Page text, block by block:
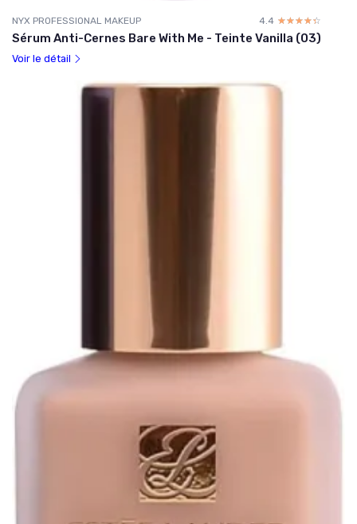
NYX PROFESSIONAL MAKEUP 4.4 ☆☆☆☆☆
★★★★★
Sérum Anti-Cernes Bare With Me - Teinte Vanilla (03)
Voir le détail